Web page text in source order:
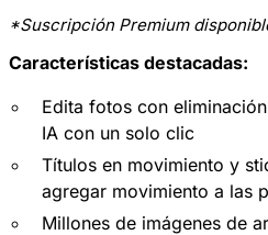
*Suscripción Premium
Características destacadas:
Edita fotos con
IA con un solo clic
Títulos en movimiento y
agregar movimiento a las
Millones de imágenes de